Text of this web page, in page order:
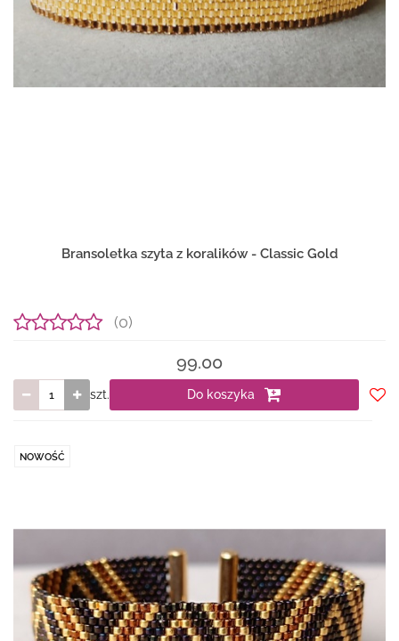
Bransoletka szyta z koralików - Classic Gold
(0)
99.00
szt. Do koszyka
NOWOŚĆ